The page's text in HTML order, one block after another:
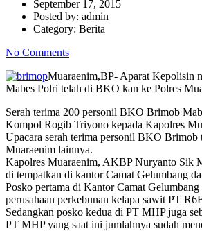
September 17, 2015
Posted by: admin
Category: Berita
No Comments
Muaraenim,BP- Aparat Kepolisin
Mabes Polri telah di BKO kan ke Polres
Serah terima 200 personil BKO Brimob
Kompol Rogib Triyono kepada Kapolres
Upacara serah terima personil BKO
Muaraenim lainnya.
Kapolres Muaraenim, AKBP Nuryanto Sik
di tempatkan di kantor Camat Gelumbang
Posko pertama di Kantor Camat
perusahaan perkebunan kelapa sawit PT
Sedangkan posko kedua di PT MHP juga
PT MHP yang saat ini jumlahnya sudah